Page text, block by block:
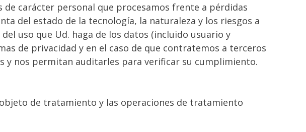
carácter personal que procesamos frente a pérdidas
del estado de la tecnología, la naturaleza y los riesgos a
uso que Ud. haga de los datos (incluido usuario y
de privacidad y en el caso de que contratemos a terceros
y nos permitan auditarles para verificar su cumplimiento.
de tratamiento y las operaciones de tratamiento